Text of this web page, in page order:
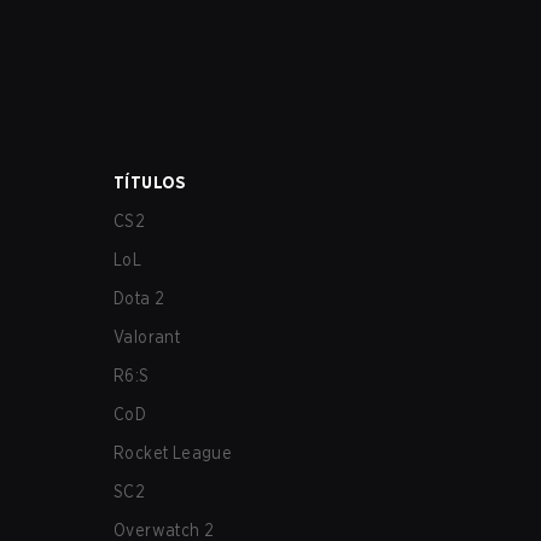
TÍTULOS
CS2
LoL
Dota 2
Valorant
R6:S
CoD
Rocket League
SC2
Overwatch 2